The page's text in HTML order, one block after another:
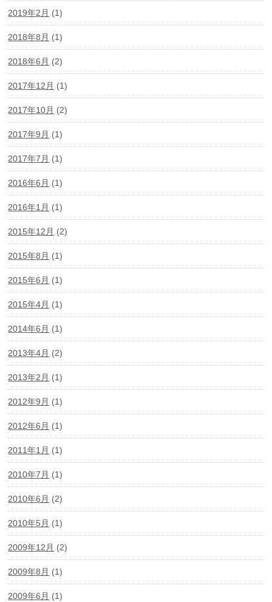
2019年2月 (1)
2018年8月 (1)
2018年6月 (2)
2017年12月 (1)
2017年10月 (2)
2017年9月 (1)
2017年7月 (1)
2016年6月 (1)
2016年1月 (1)
2015年12月 (2)
2015年8月 (1)
2015年6月 (1)
2015年4月 (1)
2014年6月 (1)
2013年4月 (2)
2013年2月 (1)
2012年9月 (1)
2012年6月 (1)
2011年1月 (1)
2010年7月 (1)
2010年6月 (2)
2010年5月 (1)
2009年12月 (2)
2009年8月 (1)
2009年6月 (1)